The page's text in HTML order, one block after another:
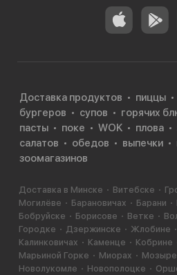
Доставка продуктов пиццы
бургеров
супов горячих
пасты
поке WOK плова
салатов
обедов выпечки
зоомагазинов
Доставка в Минске Витебске
Могилёве
Барановичах Барани
Бобруйске
Борисове Ветке
Городке
Дзержинске Жлобине
Калинковичах
Каменце Кобрине
Марьиной Горке
Миорах Мозыре
Новолукомле
Новополоцке